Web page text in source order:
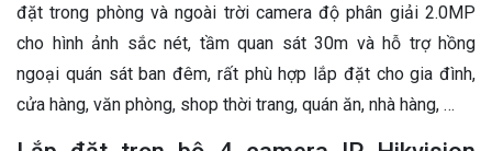
đặt trong phòng và ngoài trời camera độ phân giải 2.0MP
cho hình ảnh sắc nét, tầm quan sát 30m và hỗ trợ hồng
ngoại quán sát ban đêm, rất phù hợp lắp đặt cho gia đình,
cửa hàng, văn phòng, shop thời trang, quán ăn, nhà hàng, …